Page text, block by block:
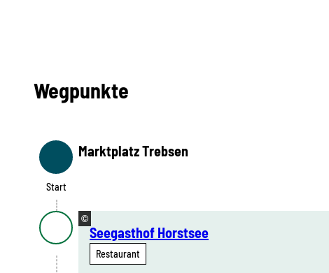
r
Wegpunkte
Start
Start
Marktplatz Trebsen
©
Seegasthof Horstsee
Restaurant